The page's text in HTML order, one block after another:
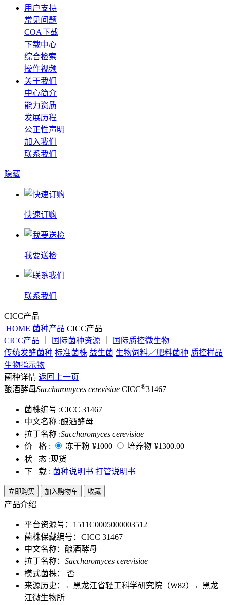
用户支持
常见问题
COA下载
下载中心
综合检索
操作视频
关于我们
中心简介
能力资质
发展历程
公正性声明
加入我们
联系我们
隐藏
快速订购
我要送检
联系我们
CICC产品
HOME 菌种产品 CICC产品
CICC产品
国际菌种资源
国际质控微生物
传统发酵菌种 标准菌株 益生菌 生物饲料／肥料菌种 质控样品
生物指示物
菌种详情 返回上一页
酿酒酵母Saccharomyces cerevisiae CICC®31467
菌株编号 :CICC 31467
中文名称 :酿酒酵母
拉丁名称 :Saccharomyces cerevisiae
价 格 :
冻干粉 ¥1000 培养物 ¥1300.00
状 态 :现货
下 载 : 菌种说明书 打管说明书
立即购买 加入购物车 收藏
产品介绍
平台资源号：1511C0005000003512
菌株保藏编号：CICC 31467
中文名称：酿酒酵母
拉丁名称： Saccharomyces cerevisiae
模式菌株： 否
来源历史：←黑龙江省轻工科学研究院（W82）←黑龙
江微生物所